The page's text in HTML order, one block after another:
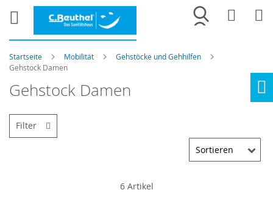
Merkliste
Startseite Mobilität
Gehstöcke und Gehhilfen
Gehstock Damen
Gehstock Damen
6Artikel
Filter